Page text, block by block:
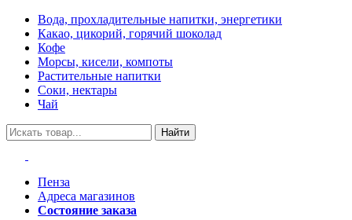
Вода, прохладительные напитки, энергетики
Какао, цикорий, горячий шоколад
Кофе
Морсы, кисели, компоты
Растительные напитки
Соки, нектары
Чай
Найти
Пенза
Адреса магазинов
Состояние заказа